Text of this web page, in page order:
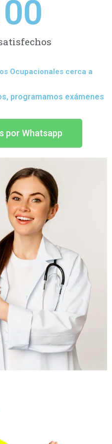
Ocupacionales cerca a
programamos exámenes
por Whatsapp